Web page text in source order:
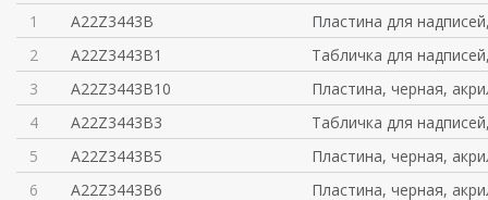
1 A22Z3443B
Пластина для
2
A22Z3443B1
Табличка для
3
A22Z3443B10
Пластина, черная,
4
A22Z3443B3
Табличка для
5
A22Z3443B5
Пластина, черная,
6
A22Z3443B6
Пластина, черная,